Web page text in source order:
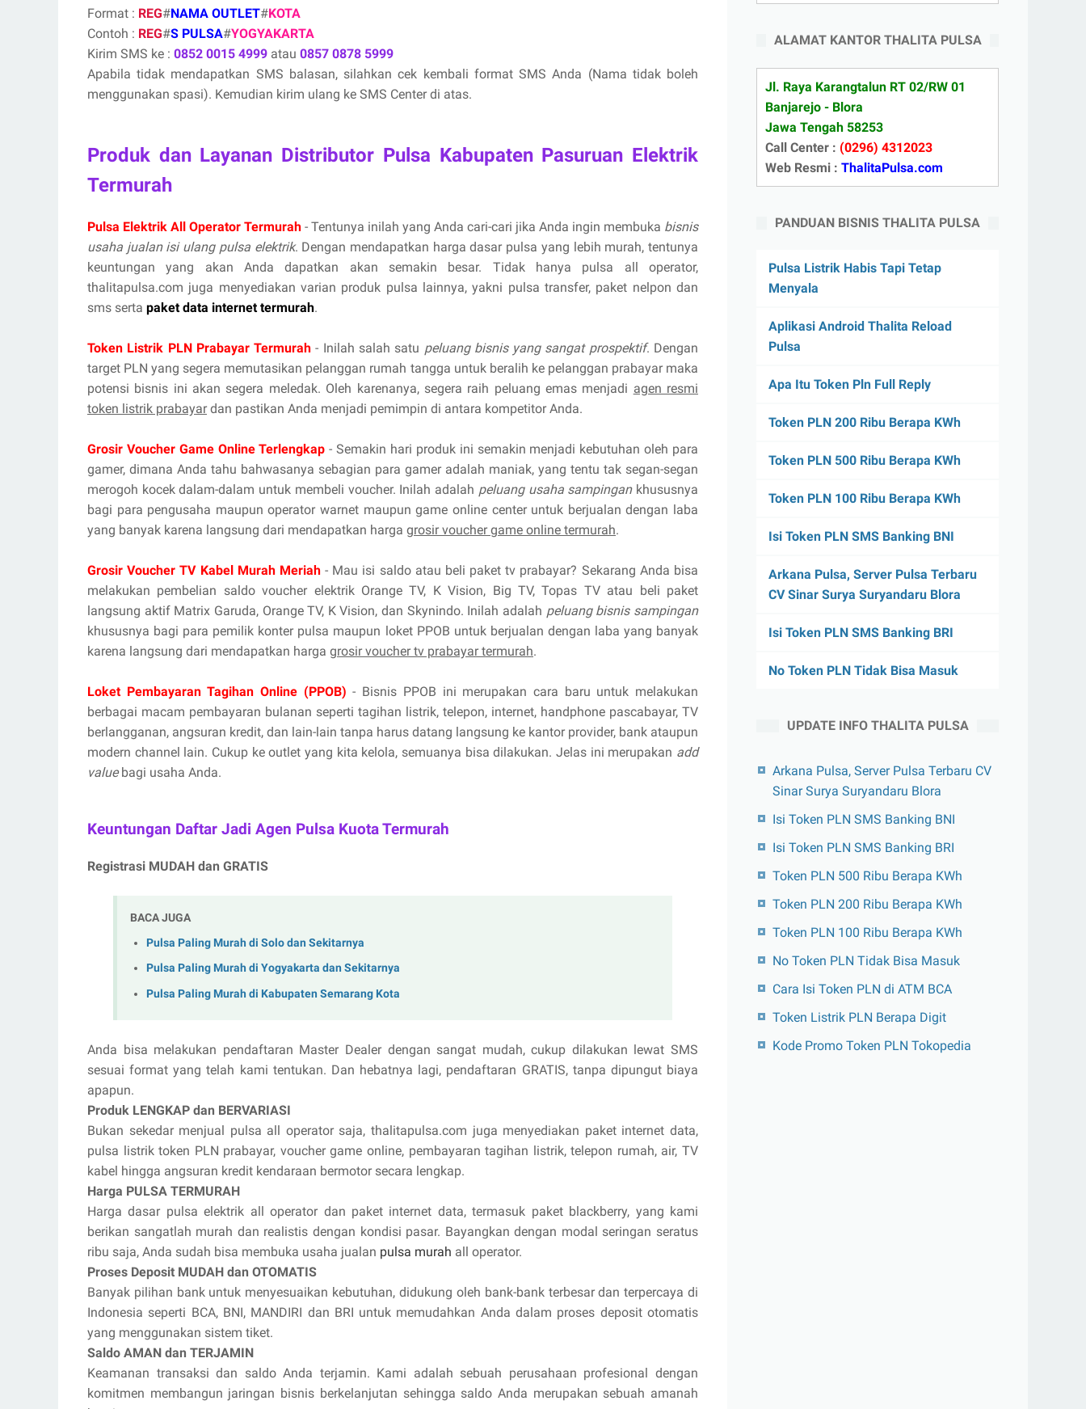
Format : REG#NAMA OUTLET#KOTA
Contoh : REG#S PULSA#YOGYAKARTA
Kirim SMS ke : 0852 0015 4999 atau 0857 0878 5999
Apabila tidak mendapatkan SMS balasan, silahkan cek kembali format SMS Anda (Nama tidak boleh
menggunakan spasi). Kemudian kirim ulang ke SMS Center di atas.
Produk dan Layanan Distributor Pulsa Kabupaten Pasuruan Elektrik
Termurah
Pulsa Elektrik All Operator Termurah - Tentunya inilah yang Anda cari-cari jika Anda ingin membuka bisnis
usaha jualan isi ulang pulsa elektrik. Dengan mendapatkan harga dasar pulsa yang lebih murah, tentunya
keuntungan yang akan Anda dapatkan akan semakin besar. Tidak hanya pulsa all operator,
thalitapulsa.com juga menyediakan varian produk pulsa lainnya, yakni pulsa transfer, paket nelpon dan
sms serta paket data internet termurah.
Token Listrik PLN Prabayar Termurah - Inilah salah satu peluang bisnis yang sangat prospektif. Dengan
target PLN yang segera memutasikan pelanggan rumah tangga untuk beralih ke pelanggan prabayar maka
potensi bisnis ini akan segera meledak. Oleh karenanya, segera raih peluang emas menjadi agen resmi
token listrik prabayardan pastikan Anda menjadi pemimpin di antara kompetitor Anda.
Grosir Voucher Game Online Terlengkap - Semakin hari produk ini semakin menjadi kebutuhan oleh para
gamer, dimana Anda tahu bahwasanya sebagian para gamer adalah maniak, yang tentu tak segan-segan
merogoh kocek dalam-dalam untuk membeli voucher. Inilah adalah peluang usaha sampingankhususnya
bagi para pengusaha maupun operator warnet maupun game online center untuk berjualan dengan laba
yang banyak karena langsung dari mendapatkan harga grosir voucher game online termurah.
Grosir Voucher TV Kabel Murah Meriah- Mau isi saldo atau beli paket tv prabayar? Sekarang Anda bisa
melakukan pembelian saldo voucher elektrik Orange TV, K Vision, Big TV, Topas TV atau beli paket
langsung aktif Matrix Garuda, Orange TV, K Vision, dan Skynindo. Inilah adalah peluang bisnis sampingan
khususnya bagi para pemilik konter pulsa maupun loket PPOB untuk berjualan dengan laba yang banyak
karena langsung dari mendapatkan harga grosir voucher tv prabayar termurah.
Loket Pembayaran Tagihan Online (PPOB) - Bisnis PPOB ini merupakan cara baru untuk melakukan
berbagai macam pembayaran bulanan seperti tagihan listrik, telepon, internet, handphone pascabayar, TV
berlangganan, angsuran kredit, dan lain-lain tanpa harus datang langsung ke kantor provider, bank ataupun
modern channel lain. Cukup ke outlet yang kita kelola, semuanya bisa dilakukan. Jelas ini merupakan add
valuebagi usaha Anda.
Keuntungan Daftar Jadi Agen Pulsa Kuota Termurah
Registrasi MUDAH dan GRATIS
BACA JUGA
Pulsa Paling Murah di Solo dan Sekitarnya
Pulsa Paling Murah di Yogyakarta dan Sekitarnya
Pulsa Paling Murah di Kabupaten Semarang Kota
Anda bisa melakukan pendaftaran Master Dealer dengan sangat mudah, cukup dilakukan lewat SMS
sesuai format yang telah kami tentukan. Dan hebatnya lagi, pendaftaran GRATIS, tanpa dipungut biaya
apapun.
Produk LENGKAP dan BERVARIASI
Bukan sekedar menjual pulsa all operator saja, thalitapulsa.com juga menyediakan paket internet data,
pulsa listrik token PLN prabayar, voucher game online, pembayaran tagihan listrik, telepon rumah, air, TV
kabel hingga angsuran kredit kendaraan bermotor secara lengkap.
Harga PULSA TERMURAH
Harga dasar pulsa elektrik all operator dan paket internet data, termasuk paket blackberry, yang kami
berikan sangatlah murah dan realistis dengan kondisi pasar. Bayangkan dengan modal seringan seratus
ribu saja, Anda sudah bisa membuka usaha jualan pulsa murah all operator.
Proses Deposit MUDAH dan OTOMATIS
Banyak pilihan bank untuk menyesuaikan kebutuhan, didukung oleh bank-bank terbesar dan terpercaya di
Indonesia seperti BCA, BNI, MANDIRI dan BRI untuk memudahkan Anda dalam proses deposit otomatis
yang menggunakan sistem tiket.
Saldo AMAN dan TERJAMIN
Keamanan transaksi dan saldo Anda terjamin. Kami adalah sebuah perusahaan profesional dengan
komitmen membangun jaringan bisnis berkelanjutan sehingga saldo Anda merupakan sebuah amanah
ALAMAT KANTOR THALITA PULSA
Jl. Raya Karangtalun RT 02/RW 01
Banjarejo - Blora
Jawa Tengah 58253
Call Center : (0296) 4312023
Web Resmi : ThalitaPulsa.com
PANDUAN BISNIS THALITA PULSA
Pulsa Listrik Habis Tapi Tetap
Menyala
Aplikasi Android Thalita Reload
Pulsa
Apa Itu Token Pln Full Reply
Token PLN 200 Ribu Berapa KWh
Token PLN 500 Ribu Berapa KWh
Token PLN 100 Ribu Berapa KWh
Isi Token PLN SMS Banking BNI
Arkana Pulsa, Server Pulsa Terbaru
CV Sinar Surya Suryandaru Blora
Isi Token PLN SMS Banking BRI
No Token PLN Tidak Bisa Masuk
UPDATE INFO THALITA PULSA
Arkana Pulsa, Server Pulsa Terbaru CV
Sinar Surya Suryandaru Blora
Isi Token PLN SMS Banking BNI
Isi Token PLN SMS Banking BRI
Token PLN 500 Ribu Berapa KWh
Token PLN 200 Ribu Berapa KWh
Token PLN 100 Ribu Berapa KWh
No Token PLN Tidak Bisa Masuk
Cara Isi Token PLN di ATM BCA
Token Listrik PLN Berapa Digit
Kode Promo Token PLN Tokopedia